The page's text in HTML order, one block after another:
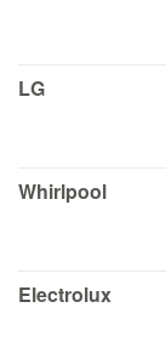
LG
Whirlpool
Electrolux